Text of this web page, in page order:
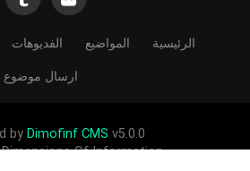
الرئيسية المواضيع الفديوهات
ارسال موضوع
by Dimofinf CMS v5.0.0
Of Information.